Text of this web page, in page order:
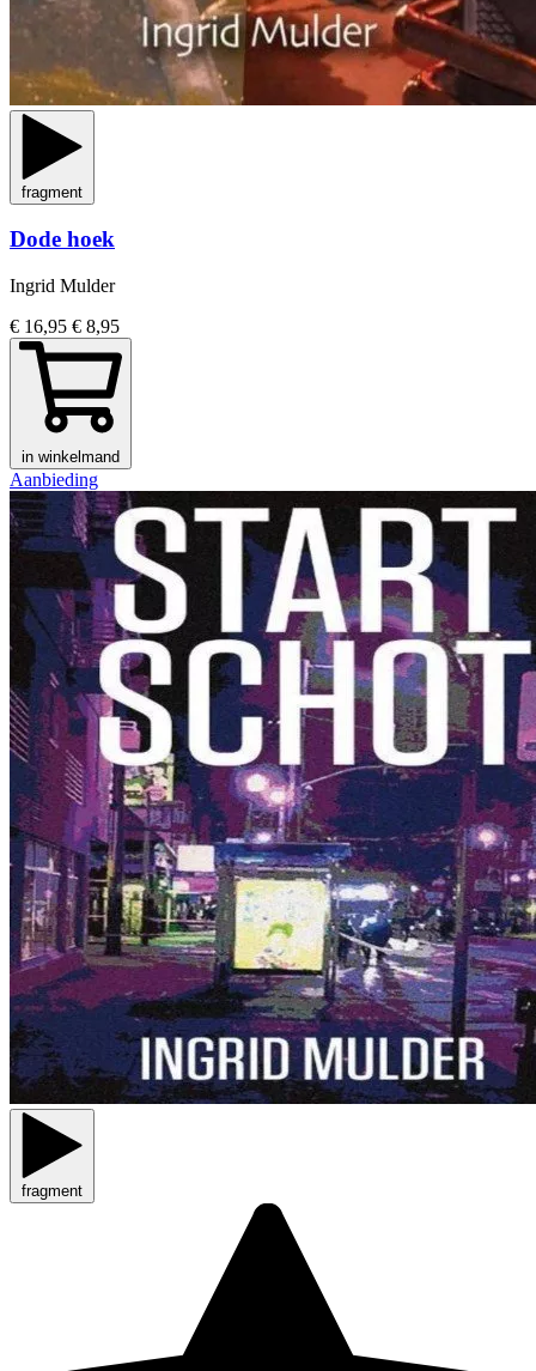
fragment
Dode hoek
Ingrid Mulder
€ 16,95 € 8,95
in winkelmand
Aanbieding
fragment